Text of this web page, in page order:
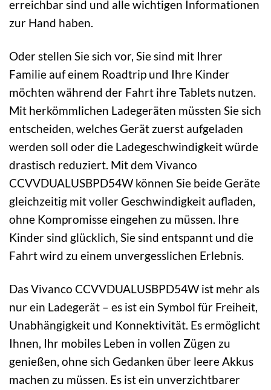
erreichbar sind und alle wichtigen Informationen
zur Hand haben.
Oder stellen Sie sich vor, Sie sind mit Ihrer
Familie auf einem Roadtrip und Ihre Kinder
möchten während der Fahrt ihre Tablets nutzen.
Mit herkömmlichen Ladegeräten müssten Sie sich
entscheiden, welches Gerät zuerst aufgeladen
werden soll oder die Ladegeschwindigkeit würde
drastisch reduziert. Mit dem Vivanco
CCVVDUALUSBPD54W können Sie beide Geräte
gleichzeitig mit voller Geschwindigkeit aufladen,
ohne Kompromisse eingehen zu müssen. Ihre
Kinder sind glücklich, Sie sind entspannt und die
Fahrt wird zu einem unvergesslichen Erlebnis.
Das Vivanco CCVVDUALUSBPD54W ist mehr als
nur ein Ladegerät – es ist ein Symbol für Freiheit,
Unabhängigkeit und Konnektivität. Es ermöglicht
Ihnen, Ihr mobiles Leben in vollen Zügen zu
genießen, ohne sich Gedanken über leere Akkus
machen zu müssen. Es ist ein unverzichtbarer